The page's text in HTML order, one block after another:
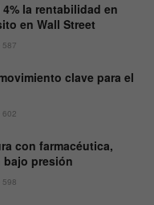
la rentabilidad en
en Wall Street
587
clave para el
602
con farmacéutica,
presión
598